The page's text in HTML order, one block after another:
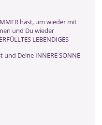
hast, um wieder mit
und Du wieder
LEBENDIGES
und Deine INNERE SONNE